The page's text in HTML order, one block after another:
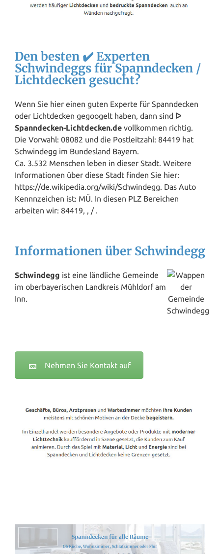
Den besten ✔️ Experten
Schwindeggs für Spanndecken /
Lichtdecken gesucht?
Wenn Sie hier einen guten Experte für Spanndecken
oder Lichtdecken gegoogelt haben, dann sind ᐅ
Spanndecken-Lichtdecken.de vollkommen richtig.
Die Vorwahl: 08082 und die Postleitzahl: 84419 hat
Schwindegg im Bundesland Bayern.
Ca. 3.532 Menschen leben in dieser Stadt. Weitere
Informationen über diese Stadt finden Sie hier:
https://de.wikipedia.org/wiki/Schwindegg. Das Auto
Kennnzeichen ist: MÜ. In diesen PLZ Bereichen
arbeiten wir: 84419, , / .
Informationen über Schwindegg
Schwindegg ist eine ländliche Gemeinde
im oberbayerischen Landkreis Mühldorf am
Inn.
Nehmen Sie Kontakt auf